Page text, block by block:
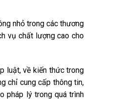
nhỏ trong các thương
vụ chất lượng cao cho
luật, về kiến thức trong
chỉ cung cấp thông tin,
pháp lý trong quá trình